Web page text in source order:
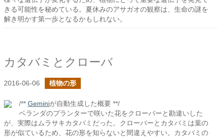
きる可能性を秘めている。夏休みのアサガオの観察は、生命の謎を
解き明かす第一歩となるかもしれない。
カタバミとクローバ
2016-06-06 植物の形
/** Geminiが自動生成した概要 **/
ベランダのプランターで咲いた花をクローバーと勘違いした
が、実際はムラサキカタバミだった。クローバーとカタバミは葉の
形が似ているため、花の形を知らないと間違えやすい。カタバミの